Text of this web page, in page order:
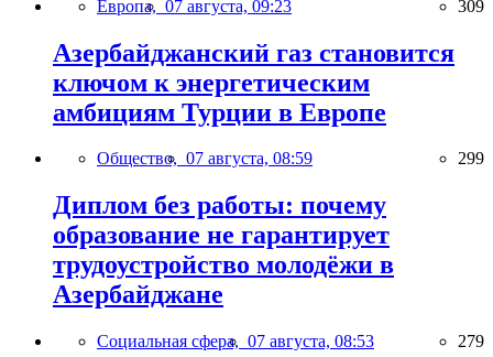
Европа, 07 августа, 09:23 309
Азербайджанский газ становится
ключом к энергетическим
амбициям Турции в Европе
Общество, 07 августа, 08:59 299
Диплом без работы: почему
образование не гарантирует
трудоустройство молодёжи в
Азербайджане
Социальная сфера, 07 августа, 08:53 279